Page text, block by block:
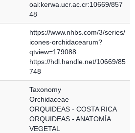
oai:kerwa.ucr.ac.cr:10669/857
48
https://www.nhbs.com/3/series/
icones-orchidacearum?
qtview=179088
https://hdl.handle.net/10669/85
748
Taxonomy
Orchidaceae
ORQUIDEAS - COSTA RICA
ORQUIDEAS - ANATOMÍA
VEGETAL